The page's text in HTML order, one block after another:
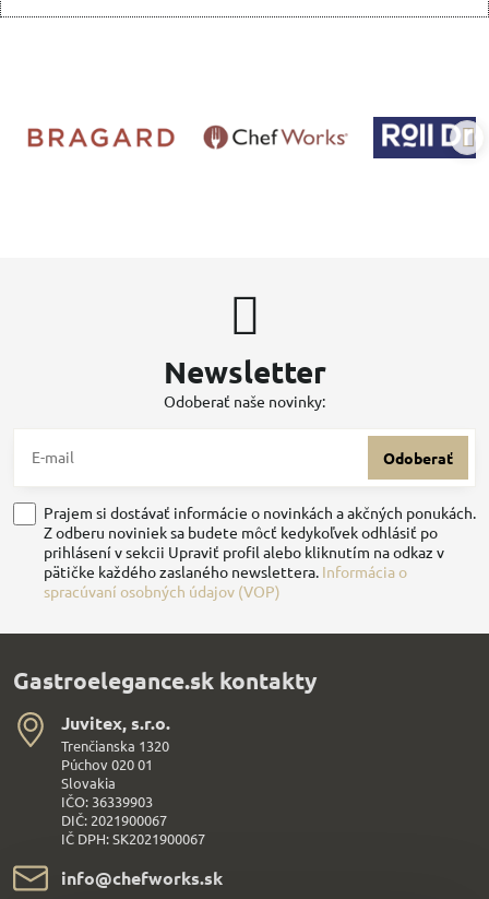
Newsletter
Odoberať naše novinky:
Odoberať
Prajem si dostávať informácie o novinkách a akčných ponukách.
Z odberu noviniek sa budete môcť kedykoľvek odhlásiť po
prihlásení v sekcii Upraviť profil alebo kliknutím na odkaz v
pätičke každého zaslaného newslettera. Informácia o
spracúvaní osobných údajov (VOP)
Gastroelegance.sk kontakty
Juvitex, s​.r​.o​.
Trenčianska 1320
Púchov 020 01
Slovakia
IČO: 36339903
DIČ: 2021900067
IČ DPH: SK2021900067
info​@chefworks​.sk